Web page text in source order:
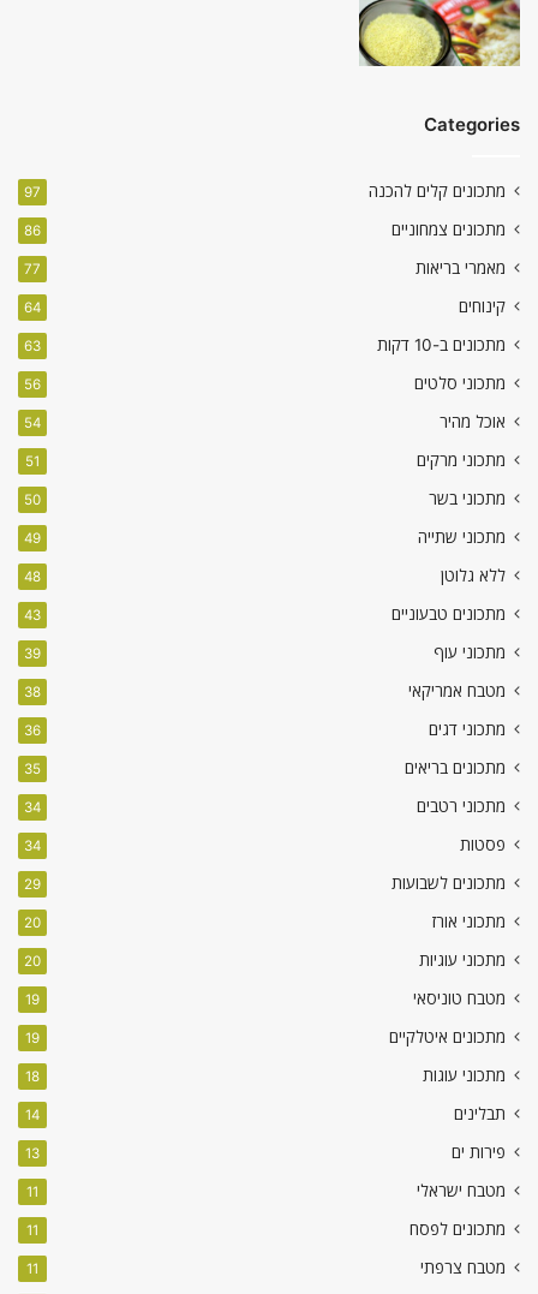
Categories
מתכונים קלים להכנה 97
מתכונים צמחוניים 86
מאמרי בריאות 77
קינוחים 64
מתכונים ב-10 דקות 63
מתכוני סלטים 56
אוכל מהיר 54
מתכוני מרקים 51
מתכוני בשר 50
מתכוני שתייה 49
ללא גלוטן 48
מתכונים טבעוניים 43
מתכוני עוף 39
מטבח אמריקאי 38
מתכוני דגים 36
מתכונים בריאים 35
מתכוני רטבים 34
פסטות 34
מתכונים לשבועות 29
מתכוני אורז 20
מתכוני עוגיות 20
מטבח טוניסאי 19
מתכונים איטלקיים 19
מתכוני עוגות 18
תבלינים 14
פירות ים 13
מטבח ישראלי 11
מתכונים לפסח 11
מטבח צרפתי 11